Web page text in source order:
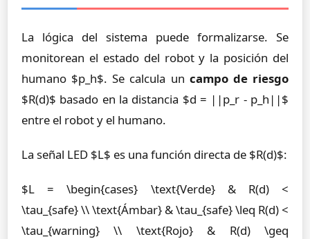
La lógica del sistema puede formalizarse. Se
monitorean el estado del robot y la posición del
humano $p_h$. Se calcula un campo de riesgo
$R(d)$ basado en la distancia $d = ||p_r - p_h||$
entre el robot y el humano.
La señal LED $L$ es una función directa de $R(d)$:
$L = \begin{cases} \text{Verde} & R(d) <
\tau_{safe} \\ \text{Ámbar} & \tau_{safe} \leq R(d) <
\tau_{warning} \\ \text{Rojo} & R(d) \geq